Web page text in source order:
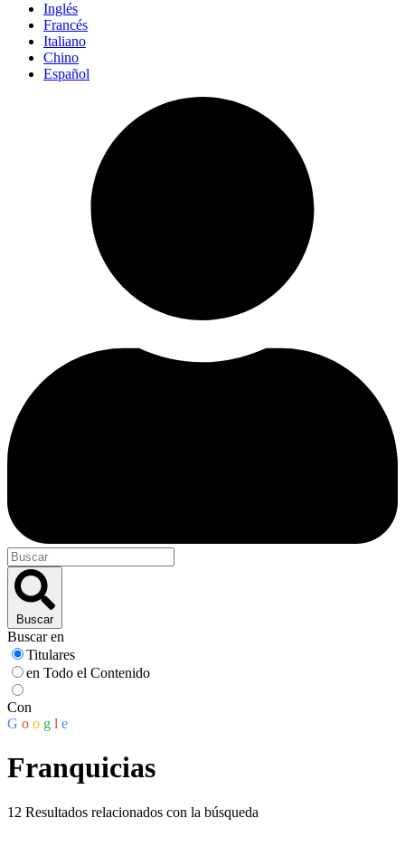
Inglés
Francés
Italiano
Chino
Español
Buscar
Buscar en
Titulares
en Todo el Contenido
Con
G o o g l e
Franquicias
12 Resultados relacionados con la búsqueda